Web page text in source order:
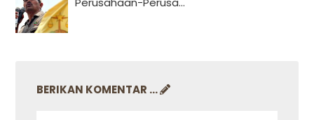
BERIKAN KOMENTAR ...